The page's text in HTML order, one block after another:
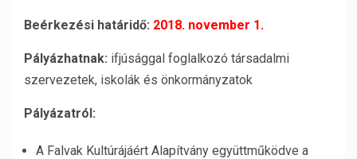
Beérkezési határidő: 2018. november 1.
Pályázhatnak: ifjúsággal foglalkozó társadalmi
szervezetek, iskolák és önkormányzatok
Pályázatról:
A Falvak Kultúrájáért Alapítvány együttműködve a